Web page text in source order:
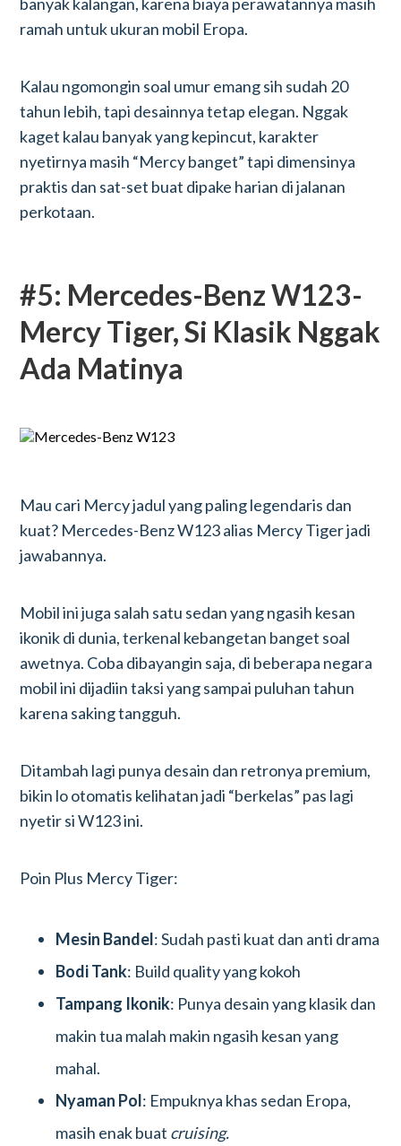
ramah untuk ukuran mobil Eropa.
Kalau ngomongin soal umur emang sih sudah 20
tahun lebih, tapi desainnya tetap elegan. Nggak
kaget kalau banyak yang kepincut, karakter
nyetirnya masih “Mercy banget” tapi dimensinya
praktis dan sat-set buat dipake harian di jalanan
perkotaan.
#5: Mercedes-Benz W123-
Mercy Tiger, Si Klasik Nggak
Ada Matinya
Mau cari Mercy jadul yang paling legendaris dan
kuat? Mercedes-Benz W123 alias Mercy Tiger jadi
jawabannya.
Mobil ini juga salah satu sedan yang ngasih kesan
ikonik di dunia, terkenal kebangetan banget soal
awetnya. Coba dibayangin saja, di beberapa negara
mobil ini dijadiin taksi yang sampai puluhan tahun
karena saking tangguh.
Ditambah lagi punya desain dan retronya premium,
bikin lo otomatis kelihatan jadi “berkelas” pas lagi
nyetir si W123 ini.
Poin Plus Mercy Tiger:
Mesin Bandel: Sudah pasti kuat dan anti drama
Bodi Tank: Build quality yang kokoh
Tampang Ikonik: Punya desain yang klasik dan
makin tua malah makin ngasih kesan yang
mahal.
Nyaman Pol: Empuknya khas sedan Eropa,
masih enak buat cruising.